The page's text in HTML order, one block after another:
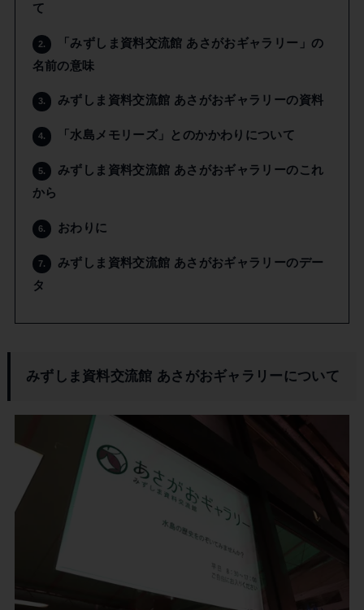
て
2.
「みずしま資料交流館 あさがおギャラリー」の
名前の意味
3. みずしま資料交流館 あさがおギャラリーの資料
4. 「水島メモリーズ」とのかかわりについて
5.
みずしま資料交流館 あさがおギャラリーのこれ
から
6. おわりに
7.
みずしま資料交流館 あさがおギャラリーのデー
タ
みずしま資料交流館 あさがおギャラリーについて